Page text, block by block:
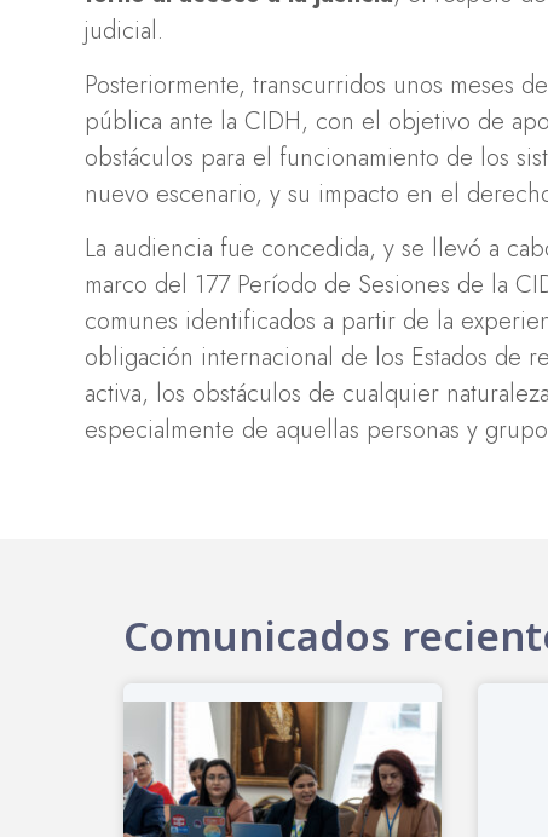
judicial.
Posteriormente, transcurridos unos meses
pública ante la CIDH, con el objetivo de
obstáculos para el funcionamiento de los
nuevo escenario, y su impacto en el
La audiencia fue concedida, y se llevó a
marco del 177 Período de Sesiones de la
comunes identificados a partir de la
obligación internacional de los Estados de
activa, los obstáculos de cualquier
especialmente de aquellas personas y
Comunicados